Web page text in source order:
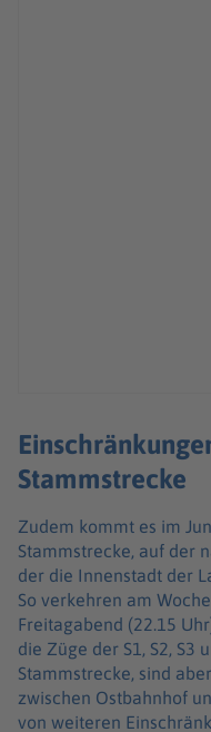
Stammstrecke
Zudem kommt es im
Stammstrecke, auf der
der die Innenstadt der
So verkehren am
Freitagabend (22.15
die Züge der S1, S2, S3
Stammstrecke, sind
zwischen Ostbahnhof
von weiteren